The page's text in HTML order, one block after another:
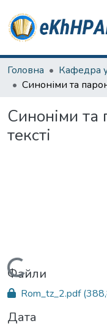
Головна
Синоніми та
тексті
Вантажиться...
Файли
Rom_tz_2.pdf
Дата